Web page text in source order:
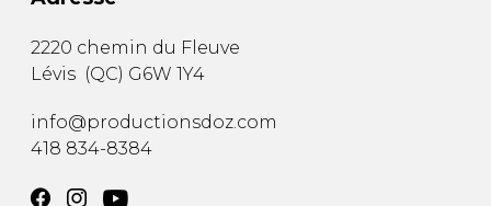
2220 chemin du Fleuve
Lévis (QC) G6W 1Y4
info@productionsdoz.com
418 834-8384